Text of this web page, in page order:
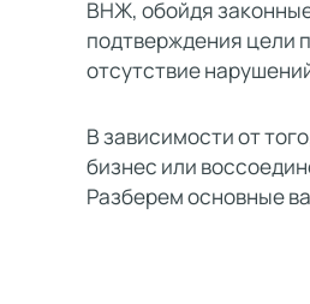
ВНЖ, обойдя
подтверждения цели
отсутствие
В зависимости от
бизнес или
Разберем основные